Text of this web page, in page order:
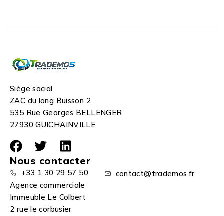
Siège social
ZAC du long Buisson 2
535 Rue Georges BELLENGER
27930 GUICHAINVILLE
Nous contacter
+33 1 30 29 57 50
contact@trademos.fr
Agence commerciale
Immeuble Le Colbert
2 rue le corbusier